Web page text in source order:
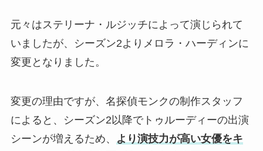
元々はステリーナ・ルジッチによって演じられて
いましたが、シーズン2よりメロラ・ハーディンに
変更となりました。
変更の理由ですが、名探偵モンクの制作スタッフ
によると、シーズン2以降でトゥルーディーの出演
シーンが増えるため、
より演技力が高い女優をキ